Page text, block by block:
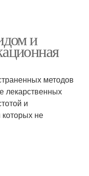
и
методов
лекарственных
и
не